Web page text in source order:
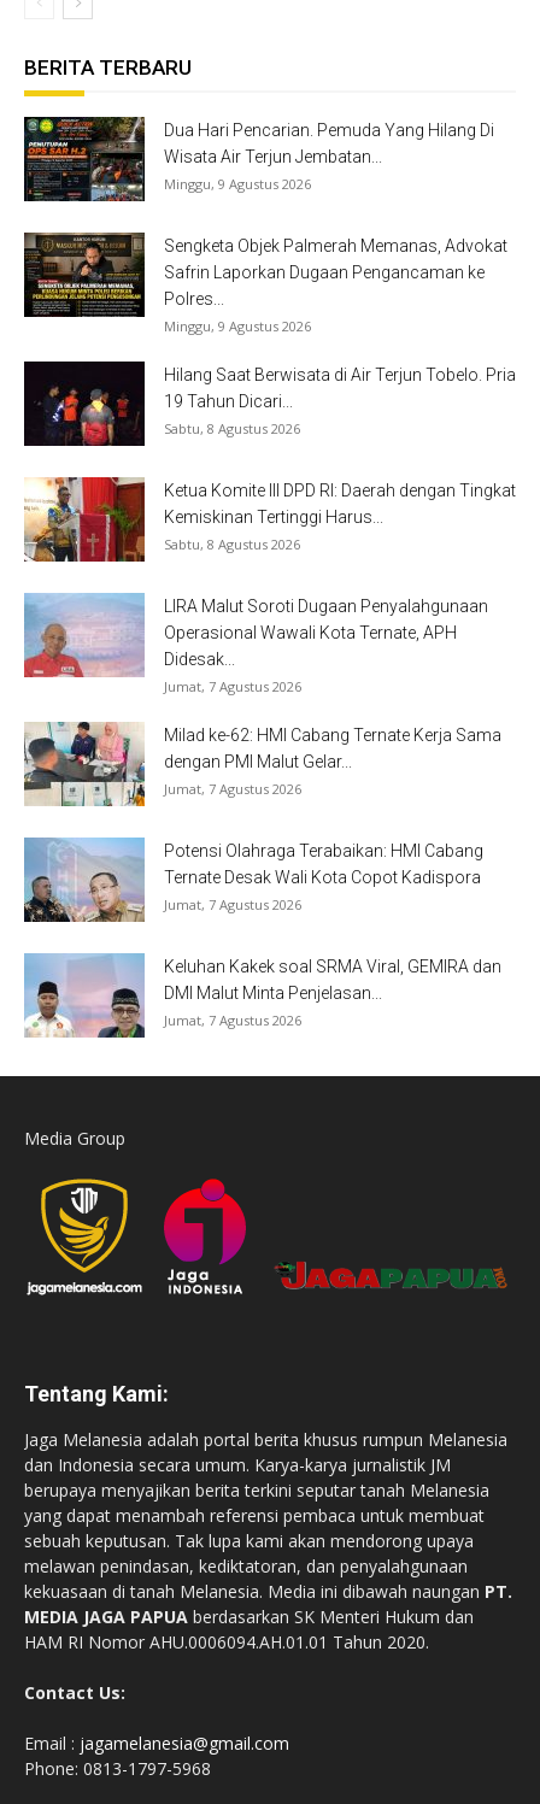
BERITA TERBARU
Dua Hari Pencarian. Pemuda Yang Hilang Di
Wisata Air Terjun Jembatan...
Minggu, 9 Agustus 2026
Sengketa Objek Palmerah Memanas, Advokat
Safrin Laporkan Dugaan Pengancaman ke
Polres...
Minggu, 9 Agustus 2026
Hilang Saat Berwisata di Air Terjun Tobelo. Pria
19 Tahun Dicari...
Sabtu, 8 Agustus 2026
Ketua Komite III DPD RI: Daerah dengan Tingkat
Kemiskinan Tertinggi Harus...
Sabtu, 8 Agustus 2026
LIRA Malut Soroti Dugaan Penyalahgunaan
Operasional Wawali Kota Ternate, APH
Didesak...
Jumat, 7 Agustus 2026
Milad ke-62: HMI Cabang Ternate Kerja Sama
dengan PMI Malut Gelar...
Jumat, 7 Agustus 2026
Potensi Olahraga Terabaikan: HMI Cabang
Ternate Desak Wali Kota Copot Kadispora
Jumat, 7 Agustus 2026
Keluhan Kakek soal SRMA Viral, GEMIRA dan
DMI Malut Minta Penjelasan...
Jumat, 7 Agustus 2026
Media Group
Tentang Kami:
Jaga Melanesia adalah portal berita khusus rumpun Melanesia
dan Indonesia secara umum. Karya-karya jurnalistik JM
berupaya menyajikan berita terkini seputar tanah Melanesia
yang dapat menambah referensi pembaca untuk membuat
sebuah keputusan. Tak lupa kami akan mendorong upaya
melawan penindasan, kediktatoran, dan penyalahgunaan
kekuasaan di tanah Melanesia. Media ini dibawah naungan PT.
MEDIA JAGA PAPUA berdasarkan SK Menteri Hukum dan
HAM RI Nomor AHU.0006094.AH.01.01 Tahun 2020.
Contact Us:
Email : jagamelanesia@gmail.com
Phone: 0813-1797-5968